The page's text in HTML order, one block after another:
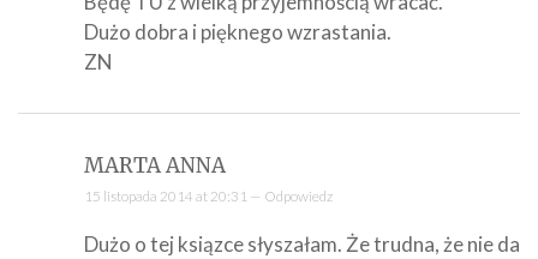
Dużo dobra i pięknego wzrastania.
ZN
MARTA ANNA
15 listopada 2014 at 20:31 — Odpowiedz
Dużo o tej ksiązce słyszałam. Że trudna, że nie da